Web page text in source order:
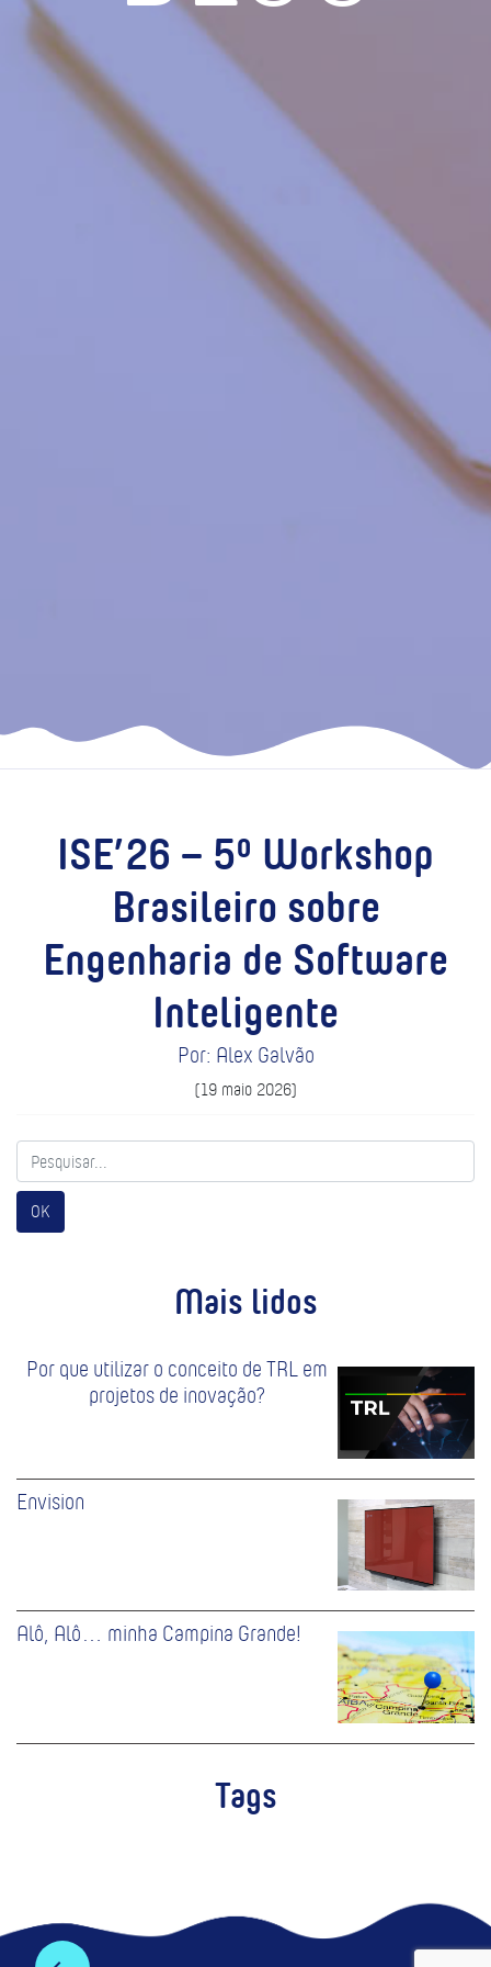
ISE’26 – 5º Workshop
Brasileiro sobre
Engenharia de Software
Inteligente
Por: Alex Galvão
(19 maio 2026)
OK
Mais lidos
Por que utilizar o conceito de TRL em
projetos de inovação?
Envision
Alô, Alô… minha Campina Grande!
Tags